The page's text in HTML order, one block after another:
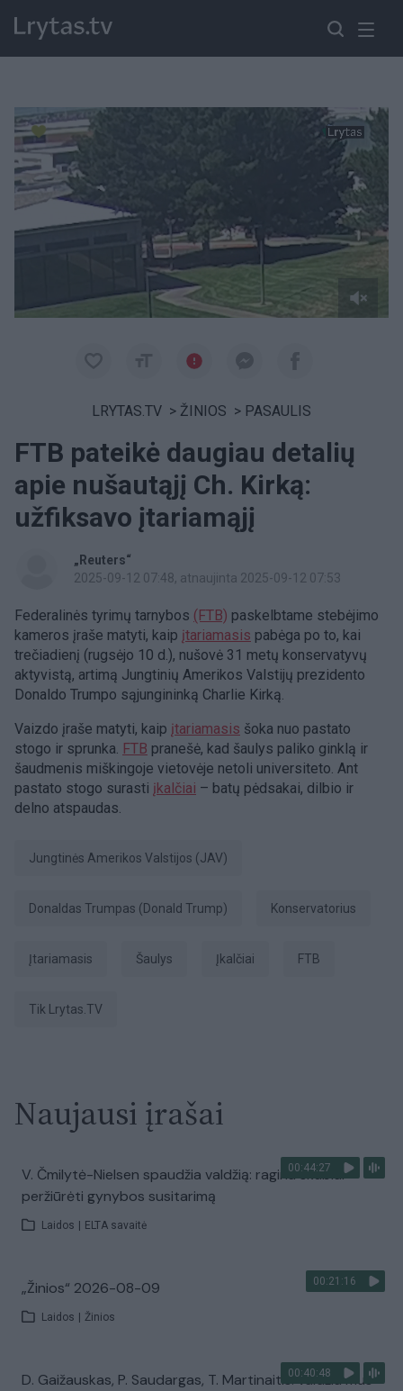
Paremkite Ukrainą
LRYTAS.TV > ŽINIOS > PASAULIS
FTB pateikė daugiau detalių
apie nušautąjį Ch. Kirką:
užfiksavo įtariamąjį
„Reuters“
2025-09-12 07:48, atnaujinta 2025-09-12 07:53
Federalinės tyrimų tarnybos (FTB) paskelbtame stebėjimo
kameros įraše matyti, kaip įtariamasis pabėga po to, kai
trečiadienį (rugsėjo 10 d.), nušovė 31 metų konservatyvų
aktyvistą, artimą Jungtinių Amerikos Valstijų prezidento
Donaldo Trumpo sąjungininką Charlie Kirką.
Vaizdo įraše matyti, kaip įtariamasis šoka nuo pastato
stogo ir sprunka. FTB pranešė, kad šaulys paliko ginklą ir
šaudmenis miškingoje vietovėje netoli universiteto. Ant
pastato stogo surasti įkalčiai – batų pėdsakai, dilbio ir
delno atspaudas.
Jungtinės Amerikos Valstijos (JAV)
Donaldas Trumpas (Donald Trump) konservatorius
įtariamasis šaulys įkalčiai FTB
tik Lrytas.TV
Naujausi įrašai
00:44:27
V. Čmilytė-Nielsen spaudžia valdžią: ragina skubiai
peržiūrėti gynybos susitarimą
Laidos ELTA savaitė
00:21:16
„Žinios“ 2026-08-09
Laidos Žinios
00:40:48
D. Gaižauskas, P. Saudargas, T. Martinaitis: valdžia mus